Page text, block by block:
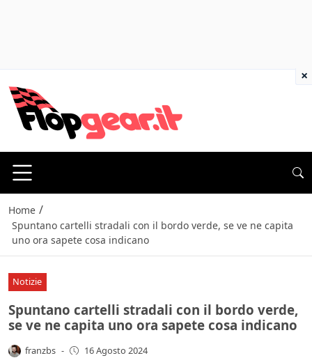
Home /
Spuntano cartelli stradali con il bordo verde, se ve ne capita
uno ora sapete cosa indicano
Notizie
Spuntano cartelli stradali con il bordo verde,
se ve ne capita uno ora sapete cosa indicano
franzbs - 16 Agosto 2024
×